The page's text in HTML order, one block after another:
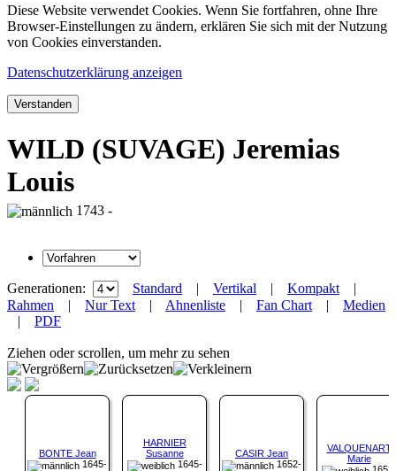
Diese Website verwendet Cookies. Wenn Sie fortfahren, ohne Ihre
Browser-Einstellungen zu ändern, erklären Sie sich mit der Nutzung
von Cookies einverstanden.
Datenschutzerklärung anzeigen
Verstanden
WILD (SUVAGE) Jeremias
Louis
1743 -
Generationen: Standard | Vertikal | Kompakt |
Rahmen | Nur Text | Ahnenliste | Fan Chart | Medien
| PDF
Ziehen oder scrollen, um mehr zu sehen
BONTE Jean
1645-
HARNIER
Susanne
1645-
CASIR Jean
1652-
VALQUENART
Marie